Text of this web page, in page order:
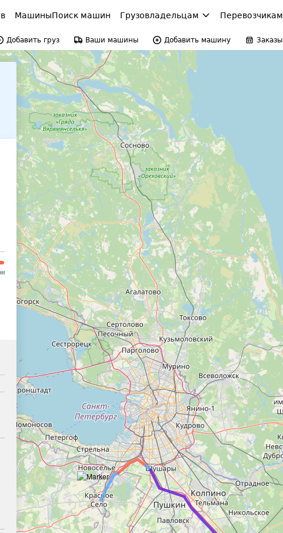
МашиныПоиск машин Грузовладельцам Перевозчикам
Добавить груз Ваши машины Добавить машину Заказы